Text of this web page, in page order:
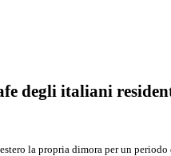
degli italiani
la propria dimora per un periodo